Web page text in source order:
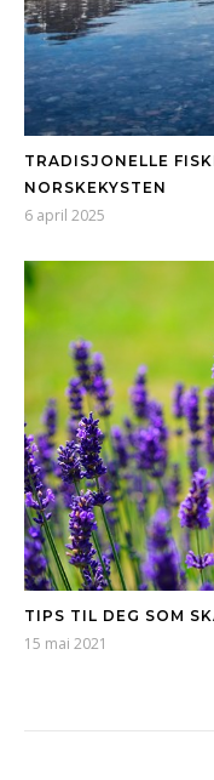
TRADISJONELLE
NORSKEKYSTEN
6 april 2025
TIPS TIL DEG SOM
15 mai 2021